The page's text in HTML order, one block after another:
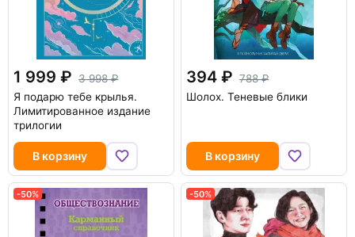
1 999
3 998
Я подарю тебе крылья.
Лимитированное издание
трилогии
В корзину
394
788
Шолох. Теневые блики
В корзину
-50% -50%